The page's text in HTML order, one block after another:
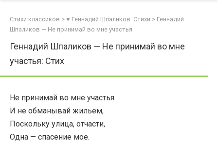
Стихи классиков > ♥ Геннадий Шпаликов: Стихи > Геннадий
Шпаликов — Не принимай во мне участья
Геннадий Шпаликов — Не принимай во мне
участья: Стих
Не принимай во мне участья
И не обманывай жильем,
Поскольку улица, отчасти,
Одна — спасение мое.